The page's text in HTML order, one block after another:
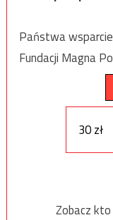
Państwa
Fundacji Magna
30 zł
Zobacz